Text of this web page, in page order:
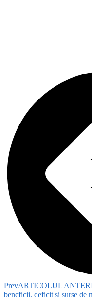
PrevARTICOLUL
beneficii, deficit și surse de